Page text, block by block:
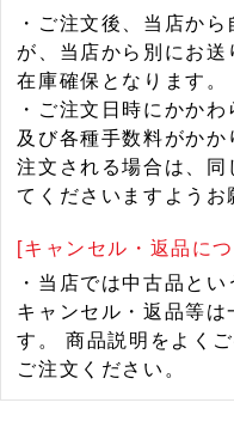
・ご注文後、当店か
が、当店から別にお
在庫確保となります。
・ご注文日時にかか
及び各種手数料がか
注文される場合は、
てくださいますようお
[キャンセル・返品に
・当店では中古品と
キャンセル・返品等は
す。 商品説明をよく
ご注文ください。